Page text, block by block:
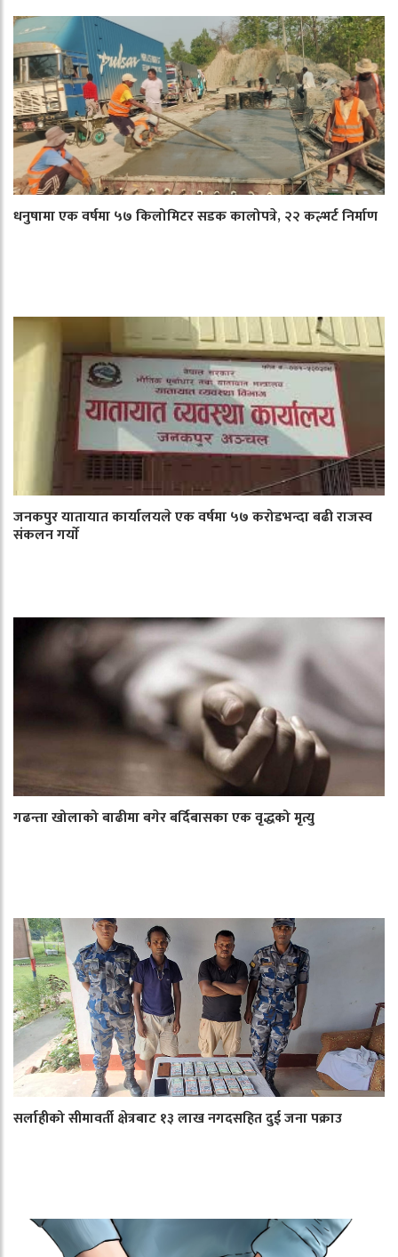
धनुषामा एक वर्षमा ५७ किलोमिटर सडक कालोपत्रे, २२ कल्भर्ट निर्माण
जनकपुर यातायात कार्यालयले एक वर्षमा ५७ करोडभन्दा बढी राजस्व
संकलन गर्याे
गढन्ता खोलाको बाढीमा बगेर बर्दिबासका एक वृद्धको मृत्यु
सर्लाहीको सीमावर्ती क्षेत्रबाट १३ लाख नगदसहित दुई जना पक्राउ